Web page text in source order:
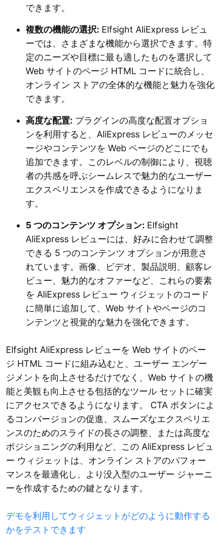
できます。
複数の機能の選択: Elfsight AliExpress レビュ
ーでは、さまざまな機能から選択できます。特
定のニーズや目標に最も適したものを選択して
Web サイトのページ HTML コードに統合し、
オンライン ストアの全体的な機能と魅力を強化
できます。
高度な配置: プラグインの高度な配置オプショ
ンを利用すると、AliExpress レビューのメッセ
ージやコンテンツを Web ページのどこにでも
追加できます。このレベルの制御により、視聴
者の共感を呼ぶシームレスで魅力的なユーザー
エクスペリエンスを作成できるようになりま
す。
5 つのコンテンツ オプション: Elfsight
AliExpress レビューには、好みに合わせて調整
できる 5 つのコンテンツ オプションが用意さ
れています。画像、ビデオ、製品説明、顧客レ
ビュー、魅力的なオファーなど、これらの要素
を AliExpress レビュー ウィジェットのコード
に簡単に追加して、Web サイトやページのコ
ンテンツと視覚的な魅力を強化できます。
Elfsight AliExpress レビューを Web サイトのペー
ジ HTML コードに組み込むと、ユーザー エンゲー
ジメントを向上させるだけでなく、Web サイトの機
能と美観も向上させる包括的なツール セットに確実
にアクセスできるようになります。 CTA ボタンによ
るコンバージョンの促進、スムーズなエクスペリエ
ンスのためのスライドの長さの調整、または高度な
ポジショニングの利用など、この AliExpress レビュ
ー ウィジェットは、オンライン ストアのパフォー
マンスを最適化し、より没入型のユーザー ジャーニ
ーを作成するための鍵となります。
デモを利用してウィジェットがどのように動作する
かをテストできます